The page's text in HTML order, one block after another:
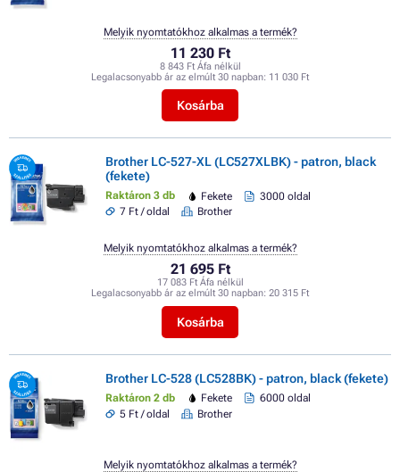
11 230 Ft
8 843 Ft Áfa nélkül
Legalacsonyabb ár az elmúlt 30 napban: 11 030 Ft
Kosárba
Melyik nyomtatókhoz alkalmas a termék?
Brother LC-527-XL (LC527XLBK) - patron, black
(fekete)
Raktáron 3 db Fekete
3000 oldal
7 Ft / oldal
Brother
21 695 Ft
17 083 Ft Áfa nélkül
Legalacsonyabb ár az elmúlt 30 napban: 20 315 Ft
Kosárba
Melyik nyomtatókhoz alkalmas a termék?
Brother LC-528 (LC528BK) - patron, black (fekete)
Raktáron 2 db Fekete
6000 oldal
5 Ft / oldal
Brother
Melyik nyomtatókhoz alkalmas a termék?